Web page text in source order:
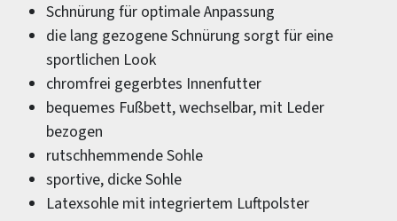
Schnürung für optimale Anpassung
die lang gezogene Schnürung sorgt für eine
sportlichen Look
chromfrei gegerbtes Innenfutter
bequemes Fußbett, wechselbar, mit Leder
bezogen
rutschhemmende Sohle
sportive, dicke Sohle
Latexsohle mit integriertem Luftpolster